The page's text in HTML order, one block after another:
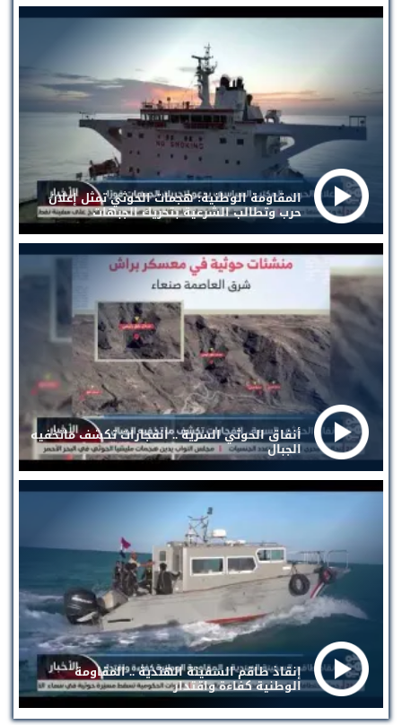
المقاومة الوطنية: هجمات الحوثي تمثل إعلان
حرب وتطالب الشرعية بتحريك الجبهات
أنفاق الحوثي السرية .. انفجارات تكشف ماتخفيه
الجبال
إنقاذ طاقم السفينة الهندية .. المقاومة
الوطنية كفاءة واقتدار